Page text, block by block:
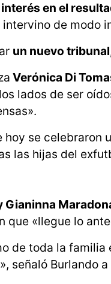
en el
de modo
un nuevo
Verónica Di
lados de ser
hoy se celebraron
las hijas del
Gianinna
que «llegue lo
de toda la
señaló Burlando